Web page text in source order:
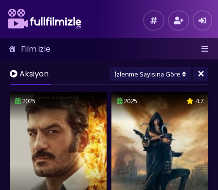
Film izle
Aksiyon İzlenme Sayısına Göre ×
2025 2025 4.7